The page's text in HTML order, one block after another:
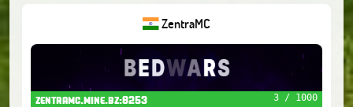
ZentraMC
zentramc.mine.bz:8253 3 / 1000